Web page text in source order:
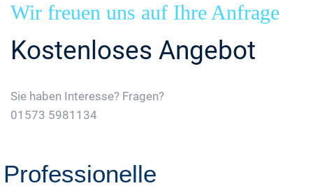
Wir freuen uns auf Ihre Anfrage
Kostenloses Angebot
Sie haben Interesse? Fragen?
01573 5981134
Professionelle